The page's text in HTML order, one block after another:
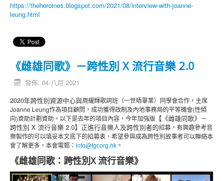
https://theheroines.blogspot.com/2021/08/interview-with-joanne-
leung.html
《雌雄同歌》－跨性別 X 流行音樂 2.0
發佈: 04 八月 2021
2020年跨性別資源中心與周耀輝歌詞班（一世唔畢業）同學會合作，主席
Joanne Leung作為項目顧問，成功獲得政制及內地事務局的平等機會(性傾
向)資助計劃資助。以下是去年的項目內容，今年加強版 【《雌雄同歌》－
跨性別 X 流行音樂 2.0】正進行音樂人及跨性別者的招募，有興趣參考音
樂製作的可以填妥本文底下的招募表，希望參與成為跨性別故事者可以聯絡本
會了解更多，本會電郵： info@tgr.org.hk 。
《雌雄同歌：跨性別X 流行音樂》